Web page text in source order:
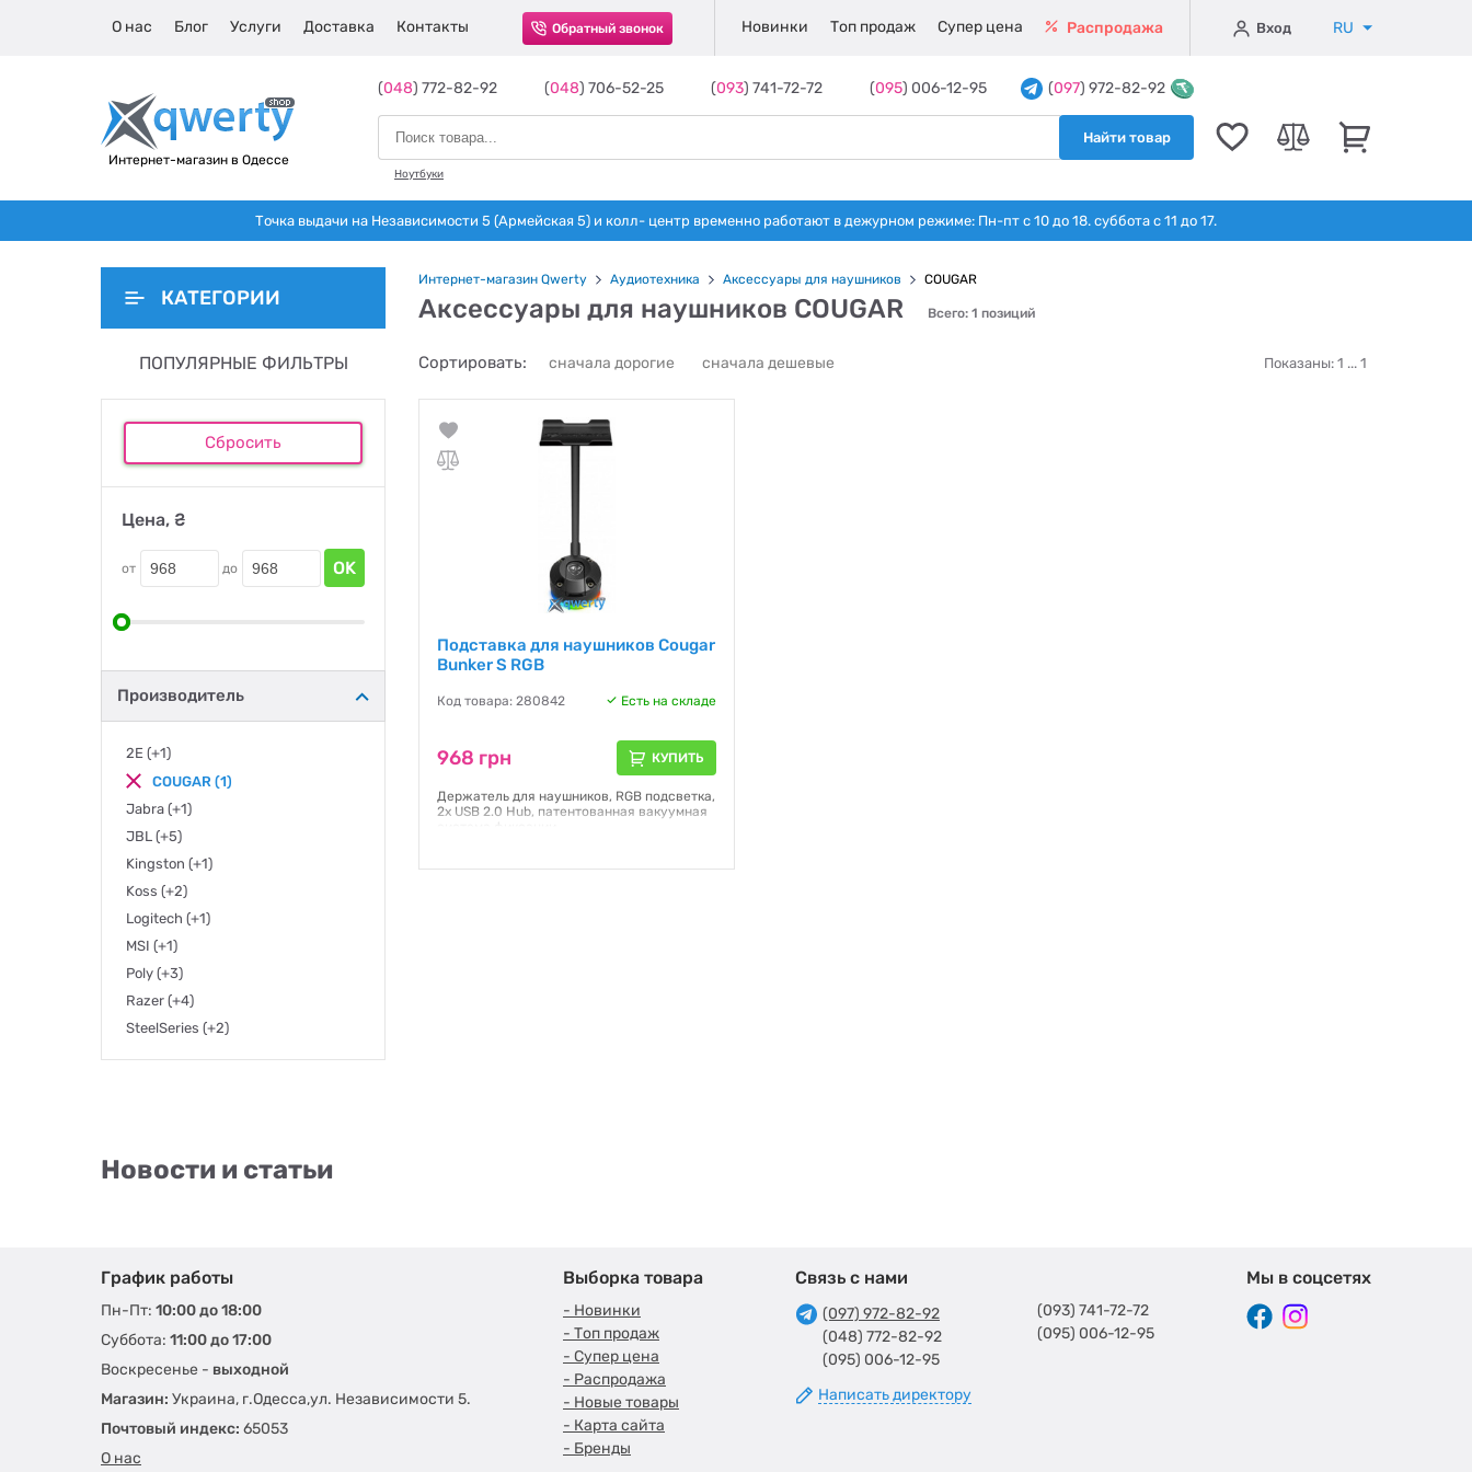
О нас Блог Услуги Доставка Контакты Обратный звонок Новинки Топ продаж Супер цена Распродажа Вход RU
Интернет-магазин в Одессе
(048) 772-82-92 (048) 706-52-25 (093) 741-72-72 (095) 006-12-95 (097) 972-82-92
Найти товар
Ноутбуки
Точка выдачи на Независимости 5 (Армейская 5) и колл- центр временно работают в дежурном режиме: Пн-пт с 10 до 18. суббота с 11 до 17.
КАТЕГОРИИ
ПОПУЛЯРНЫЕ ФИЛЬТРЫ
Сбросить
Цена, ₴
от до OK
Производитель
2E (+1)
COUGAR (1)
Jabra (+1)
JBL (+5)
Kingston (+1)
Koss (+2)
Logitech (+1)
MSI (+1)
Poly (+3)
Razer (+4)
SteelSeries (+2)
Интернет-магазин Qwerty Аудиотехника Аксессуары для наушников COUGAR
Аксессуары для наушников COUGAR Всего: 1 позиций
Сортировать: сначала дорогие сначала дешевые Показаны: 1 ... 1
Подставка для наушников Cougar
Bunker S RGB
Код товара: 280842 Есть на складе
968 грн КУПИТЬ
Держатель для наушников, RGB подсветка,
2x USB 2.0 Hub, патентованная вакуумная
Новости и статьи
График работы
Пн-Пт: 10:00 до 18:00
Суббота: 11:00 до 17:00
Воскресенье - выходной
Магазин: Украина, г.Одесса,ул. Независимости 5.
Почтовый индекс: 65053
О нас
Выборка товара
- Новинки
- Топ продаж
- Супер цена
- Распродажа
- Новые товары
- Карта сайта
- Бренды
Связь с нами
(097) 972-82-92
(048) 772-82-92
(095) 006-12-95
Написать директору
(093) 741-72-72
(095) 006-12-95
Мы в соцсетях